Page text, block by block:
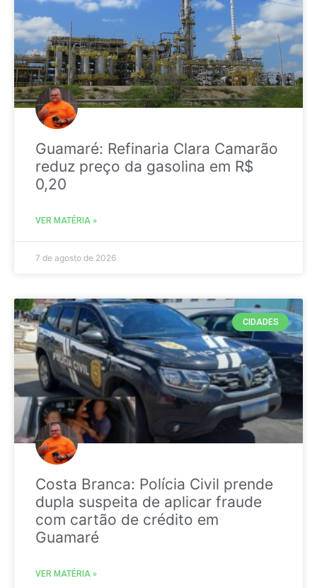
Guamaré: Refinaria Clara Camarão
reduz preço da gasolina em R$
0,20
VER MATÉRIA »
7 de agosto de 2026
CIDADES
Costa Branca: Polícia Civil prende
dupla suspeita de aplicar fraude
com cartão de crédito em
Guamaré
VER MATÉRIA »